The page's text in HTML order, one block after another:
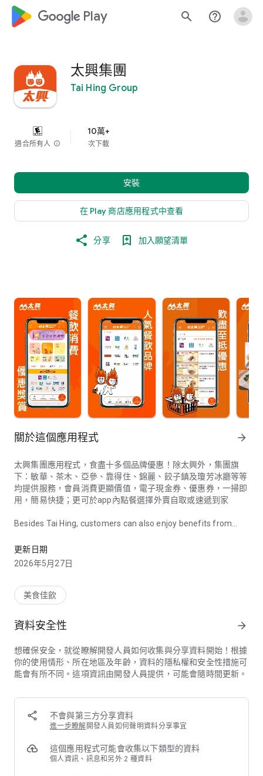
google_logo Play search help_outline
太興集團
Tai Hing Group
適合所有人 info
10萬+
次下載
安裝
在 Play 商店應用程式中查看
分享 加入願望清單
關於這個應用程式 arrow_forward
太興集團應用程式，食盡十多個品牌優惠！除太興外，集團旗
下：敏華、茶木、亞參、靠得住、錦麗、餃子鎮及瓊芳冰廳等等
均提供服務，會員消費更顯價值，電子現金券、優惠券，一掃即
用，簡易快捷；更可於app內點餐選擇外賣自取或速遞到家
Besides Tai Hing, customers can also enjoy benefits from
Congee King, Phở Lê, Dumpling City, and King Fong Bing Teng.
Simply show your QR code to our staff every time when you
all available in the app. Self-pick up Pre-order service and
Food delivery are at one’s fingertips. Sit back, relax and enjoy.
更新日期
2026年5月27日
美食佳飲
資料安全性 arrow_forward
想確保安全，就從瞭解開發人員如何收集與分享資料開始！根據
你的使用情形、所在地區及年齡，資料的隱私權和安全性措施可
能會有所不同。這項資訊由開發人員提供，可能會隨時間更新。
不會與第三方分享資料
進一步瞭解 開發人員如何聲明資料分享事宜
這個應用程式可能會收集以下類型的資料
個人資訊、訊息和另外 2 種資料